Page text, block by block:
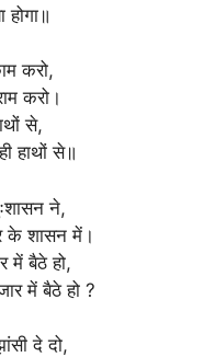
होगा॥
करो,
करो।
से,
हाथों से॥
ने,
के शासन में।
में बैठे हो,
में बैठे हो ?
दे दो,